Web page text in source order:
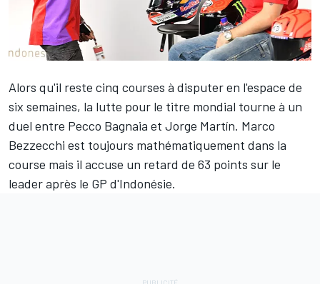
Alors qu'il reste cinq courses à disputer en l'espace de
six semaines, la lutte pour le titre mondial tourne à un
duel entre Pecco Bagnaia et Jorge Martín. Marco
Bezzecchi est toujours mathématiquement dans la
course mais il accuse un retard de 63 points sur le
leader après le GP d'Indonésie.